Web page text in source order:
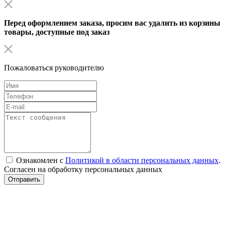
Перед оформлением заказа, просим вас удалить из корзины
товары, доступные под заказ
Пожаловаться руководителю
Ознакомлен с Политикой в области персональных данных.
Согласен на обработку персональных данных
Отправить